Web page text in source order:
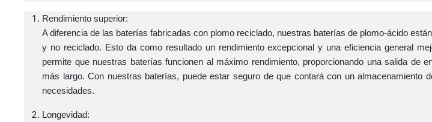
Rendimiento superior:
A diferencia de las baterías fabricadas con plomo reciclado, nuestras baterías de plomo-ácido
y no reciclado. Esto da como resultado un rendimiento excepcional y una eficiencia general
permite que nuestras baterías funcionen al máximo rendimiento, proporcionando una salida de
más largo. Con nuestras baterías, puede estar seguro de que contará con un almacenamiento
necesidades.
Longevidad: